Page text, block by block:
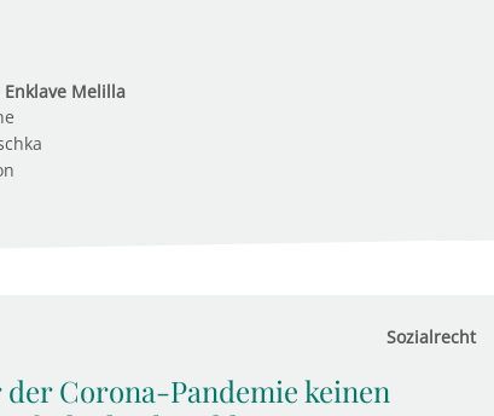
Melilla
Sozialrecht
Corona-Pandemie keinen